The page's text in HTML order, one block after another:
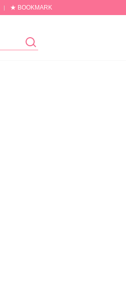
| ★ BOOKMARK